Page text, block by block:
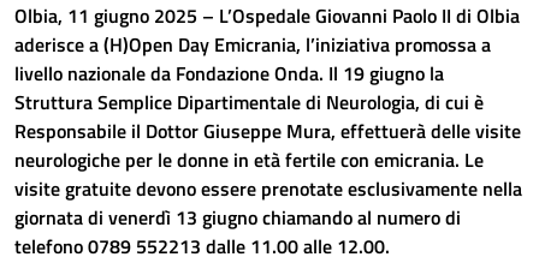
Olbia, 11 giugno 2025 – L’Ospedale Giovanni Paolo II di Olbia
aderisce a (H)Open Day Emicrania, l’iniziativa promossa a
livello nazionale da Fondazione Onda. Il 19 giugno la
Struttura Semplice Dipartimentale di Neurologia, di cui è
Responsabile il Dottor Giuseppe Mura, effettuerà delle visite
neurologiche per le donne in età fertile con emicrania. Le
visite gratuite devono essere prenotate esclusivamente nella
giornata di venerdì 13 giugno chiamando al numero di
telefono 0789 552213 dalle 11.00 alle 12.00.